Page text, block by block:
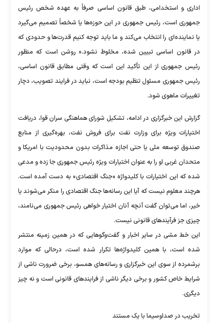
اداری و استخدامی، طبق قانون اساسی صرفاً به عهده شخص رئیس
جمهوری است، رئیس جمهوری در این حوزه‌ها یا شخصاً تصمیم می‌گیرد
یا نماینده‌ای را انتخاب می‌کند و ما باید توجه کنیم قدرت‌ها و حدودی که
در قانون اساسی تبیین شده، مخلوط نشود.» روشن است که منظور
رئیس جمهوری از این تأکید این است که وقتی مطابق قانون اساسی،
رئیس جمهوری مسئول تنظیم بودجه است، نباید در فرایند تصویب، دچار
تغییرات ماهوی شود.
گزارش این خبرگزاری در ادامه، تشکیل شورای هماهنگی سران قوا، دریافت
اختیارات ویژه برای وزارت نفت برای فروش نفت، بهره‌گیری از منابع
صندوق توسعه ملی یا حتی اجازه مذاکرات بدون محدودیت با امریکا و
متحدان غربی او را به عنوان اختیارات ویژه رئیس جمهوری جا زده و مدعی
شده که این اختیارات با کلیدواژه «جنگ اقتصادی» به دست آمده است.
هرچند معلوم نیست که آیا این رسانه‌ها جنگ اقتصادی را منکر می‌شوند یا
خیر، اما می‌توان گفت آنچه آنان اختیار خواهی رئیس جمهوری می‌نامند،
چیزی جز فرآیندهای قانونی نیست.
این خط مشی در سایر اخبار و گفت‌وگوهایی که در همین زمینه منتشر
شده است، با همین کلیدواژه‌ها تکرار شده است، درحالی که موارد
برشمرده از سوی این خبرگزاری و رسانه‌های همسو، برخی ضرورت ناشی از
شرایط خاص کشور و برخی دیگر ناشی از فرایندهای قانونی است و نه چیز
دیگری.
تخریب در صداوسیما با یک مستند